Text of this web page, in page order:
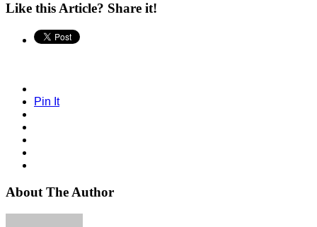
Like this Article? Share it!
Pin It
About The Author